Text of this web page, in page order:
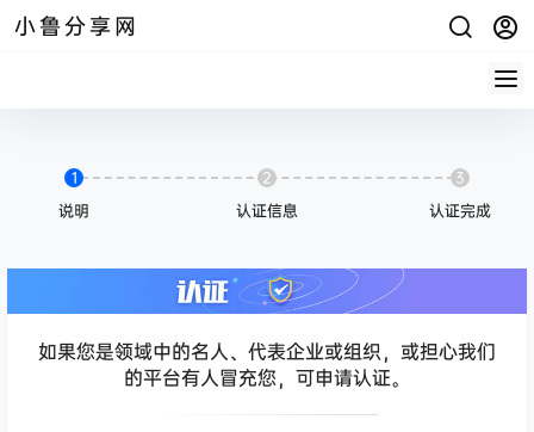
小鲁分享网
1
说明
2
认证信息
3
认证完成
如果您是领域中的名人、代表企业或组织，或担心我们
的平台有人冒充您，可申请认证。